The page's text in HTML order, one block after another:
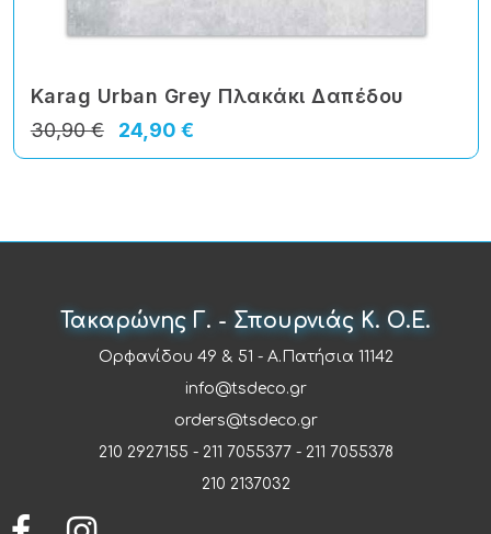
Karag Urban Grey Πλακάκι Δαπέδου
24,90 €
30,90 €
Τακαρώνης Γ. - Σπουρνιάς Κ. Ο.Ε.
Ορφανίδου 49 & 51 - Α.Πατήσια 11142
info@tsdeco.gr
orders@tsdeco.gr
210 2927155 - 211 7055377- 211 7055378
210 2137032